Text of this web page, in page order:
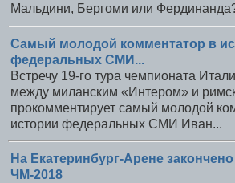
Мальдини, Бергоми или
Самый молодой комментатор в
федеральных СМИ...
Встречу 19-го тура чемпионата
между миланским «Интером» и
прокомментирует самый молодой
истории федеральных СМИ Иван...
На Екатеринбург-Арене
ЧМ-2018